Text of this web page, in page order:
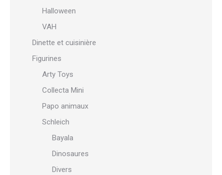
Halloween
VAH
Dinette et cuisinière
Figurines
Arty Toys
Collecta Mini
Papo animaux
Schleich
Bayala
Dinosaures
Divers